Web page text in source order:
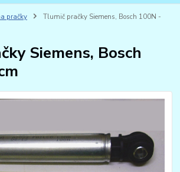
pračky
Tlumič pračky Siemens, Bosch 100N -
Siemens, Bosch